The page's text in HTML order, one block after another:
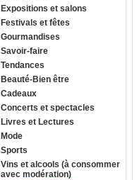
Expositions et salons
Festivals et fêtes
Gourmandises
Savoir-faire
Tendances
Beauté-Bien être
Cadeaux
Concerts et spectacles
Livres et Lectures
Mode
Sports
Vins et alcools (à consommer
avec modération)